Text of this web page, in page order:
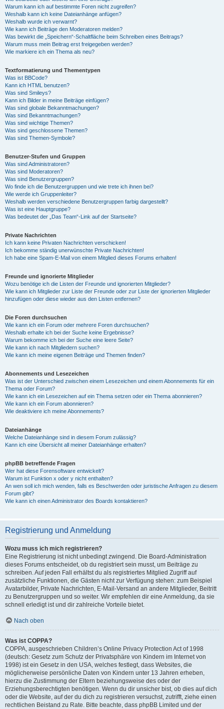
Warum kann ich auf bestimmte Foren nicht zugreifen?
Weshalb kann ich keine Dateianhänge anfügen?
Weshalb wurde ich verwarnt?
Wie kann ich Beiträge den Moderatoren melden?
Was bewirkt die „Speichern“-Schaltfläche beim Schreiben eines Beitrags?
Warum muss mein Beitrag erst freigegeben werden?
Wie markiere ich ein Thema als neu?
Textformatierung und Thementypen
Was ist BBCode?
Kann ich HTML benutzen?
Was sind Smileys?
Kann ich Bilder in meine Beiträge einfügen?
Was sind globale Bekanntmachungen?
Was sind Bekanntmachungen?
Was sind wichtige Themen?
Was sind geschlossene Themen?
Was sind Themen-Symbole?
Benutzer-Stufen und Gruppen
Was sind Administratoren?
Was sind Moderatoren?
Was sind Benutzergruppen?
Wo finde ich die Benutzergruppen und wie trete ich ihnen bei?
Wie werde ich Gruppenleiter?
Weshalb werden verschiedene Benutzergruppen farbig dargestellt?
Was ist eine Hauptgruppe?
Was bedeutet der „Das Team“-Link auf der Startseite?
Private Nachrichten
Ich kann keine Privaten Nachrichten verschicken!
Ich bekomme ständig unerwünschte Private Nachrichten!
Ich habe eine Spam-E-Mail von einem Mitglied dieses Forums erhalten!
Freunde und ignorierte Mitglieder
Wozu benötige ich die Listen der Freunde und ignorierten Mitglieder?
Wie kann ich Mitglieder zur Liste der Freunde oder zur Liste der ignorierten Mitglieder
hinzufügen oder diese wieder aus den Listen entfernen?
Die Foren durchsuchen
Wie kann ich ein Forum oder mehrere Foren durchsuchen?
Weshalb erhalte ich bei der Suche keine Ergebnisse?
Warum bekomme ich bei der Suche eine leere Seite?
Wie kann ich nach Mitgliedern suchen?
Wie kann ich meine eigenen Beiträge und Themen finden?
Abonnements und Lesezeichen
Was ist der Unterschied zwischen einem Lesezeichen und einem Abonnements für ein
Thema oder Forum?
Wie kann ich ein Lesezeichen auf ein Thema setzen oder ein Thema abonnieren?
Wie kann ich ein Forum abonnieren?
Wie deaktiviere ich meine Abonnements?
Dateianhänge
Welche Dateianhänge sind in diesem Forum zulässig?
Kann ich eine Übersicht all meiner Dateianhänge erhalten?
phpBB betreffende Fragen
Wer hat diese Forensoftware entwickelt?
Warum ist Funktion x oder y nicht enthalten?
An wen soll ich mich wenden, falls es Beschwerden oder juristische Anfragen zu diesem
Forum gibt?
Wie kann ich einen Administrator des Boards kontaktieren?
Registrierung und Anmeldung
Wozu muss ich mich registrieren?
Eine Registrierung ist nicht unbedingt zwingend. Die Board-Administration
dieses Forums entscheidet, ob du registriert sein musst, um Beiträge zu
schreiben. Auf jeden Fall erhältst du als registriertes Mitglied Zugriff auf
zusätzliche Funktionen, die Gästen nicht zur Verfügung stehen: zum Beispiel
Avatarbilder, Private Nachrichten, E-Mail-Versand an andere Mitglieder, Beitritt
zu Benutzergruppen und so weiter. Wir empfehlen dir eine Anmeldung, da sie
schnell erledigt ist und dir zahlreiche Vorteile bietet.
Nach oben
Was ist COPPA?
COPPA, ausgeschrieben Children’s Online Privacy Protection Act of 1998
(deutsch: Gesetz zum Schutz der Privatsphäre von Kindern im Internet von
1998) ist ein Gesetz in den USA, welches festlegt, dass Websites, die
möglicherweise persönliche Daten von Kindern unter 13 Jahren erheben,
hierzu die Zustimmung der Eltern beziehungsweise des oder der
Erziehungsberechtigten benötigen. Wenn du dir unsicher bist, ob dies auf dich
oder die Website, auf der du dich zu registrieren versuchst, zutrifft, ziehe einen
rechtlichen Beistand zu Rate. Bitte beachte, dass phpBB Limited und der